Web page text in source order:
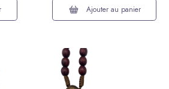
Ajouter au panier